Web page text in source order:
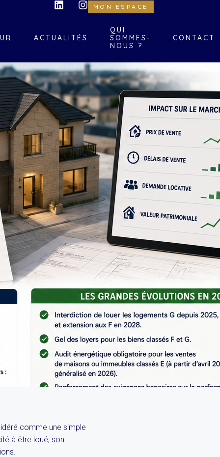
MON ESPACE
ACTUALITÉS
QUI
SOMMES-
NOUS ?
CONTACT
comme une simple
à être loué, son